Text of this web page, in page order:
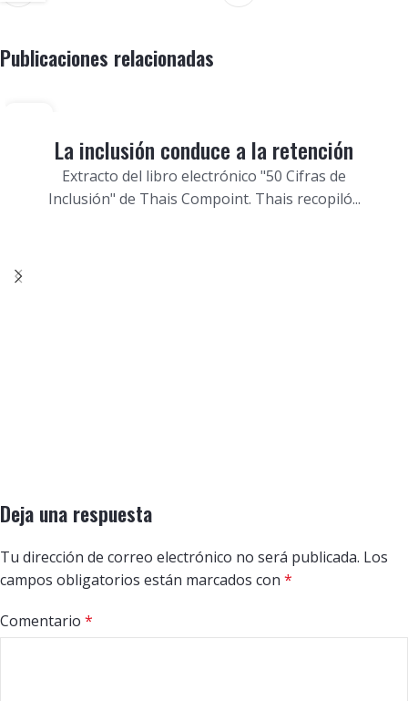
Publicaciones relacionadas
La inclusión conduce a la retención
Extracto del libro electrónico "50 Cifras de
Inclusión" de Thais Compoint. Thais recopiló...
Deja una respuesta
Tu dirección de correo electrónico no será publicada. Los
campos obligatorios están marcados con *
Comentario *